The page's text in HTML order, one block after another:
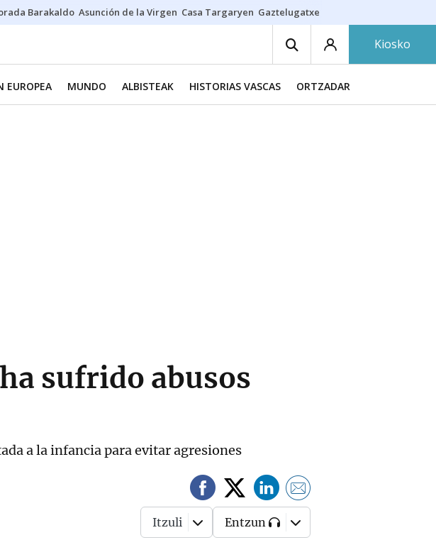
Barakaldo Asunción de la Virgen Casa Targaryen Gaztelugatxe
Kiosko
EUROPEA MUNDO ALBISTEAK HISTORIAS VASCAS ORTZADAR
sufrido abusos
a la infancia para evitar agresiones
Itzuli Entzun